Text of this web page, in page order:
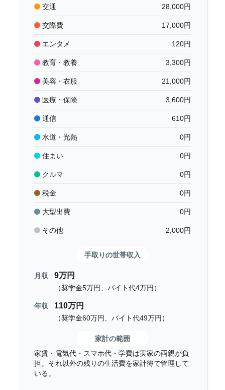
交通 28,000円
交際費 17,000円
エンタメ 120円
教育・教養 3,300円
美容・衣服 21,000円
医療・保険 3,600円
通信 610円
水道・光熱 0円
住まい 0円
クルマ 0円
税金 0円
大型出費 0円
その他 2,000円
手取りの世帯収入
月収 9万円
（奨学金5万円、バイト代4万円）
年収 110万円
（奨学金60万円、バイト代49万円）
家計の範囲
家賃・電気代・スマホ代・学費は実家の両親が負
担。それ以外の残りの生活費を家計簿で管理して
いる。